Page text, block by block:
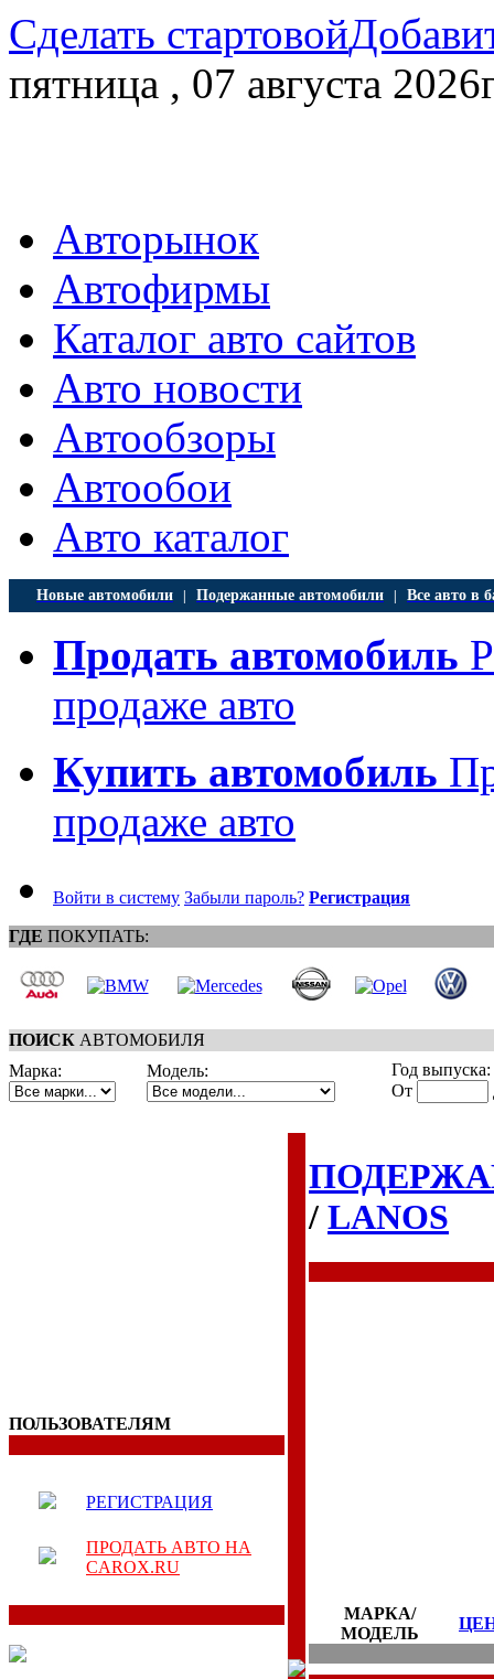
Сделать стартовой
пятница , 07 августа
Авторынок
Автофирмы
Каталог авто сайтов
Авто новости
Автообзоры
Автообои
Авто каталог
Новые автомобили Подержанные автомобили Все авто в
Продать автомобиль
продаже авто
Купить автомобиль
продаже авто
Войти в систему Забыли пароль? Регистрация
ГДЕ ПОКУПАТЬ:
ПОИСК АВТОМОБИЛЯ
Марка:
Модель:
Год выпуска:
От
ПОЛЬЗОВАТЕЛЯМ
РЕГИСТРАЦИЯ
ПРОДАТЬ АВТО НА
CAROX.RU
/ LANOS
МАРКА/
МОДЕЛЬ